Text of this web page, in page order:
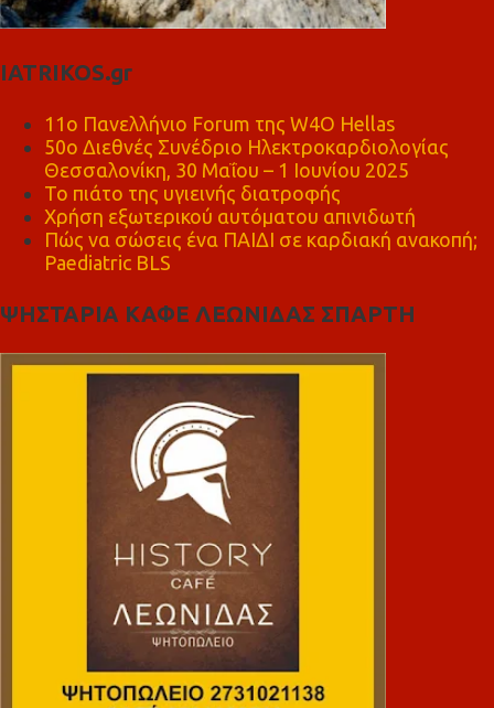
IATRIKOS.gr
11ο Πανελλήνιο Forum της W4O Hellas
50ο Διεθνές Συνέδριο Ηλεκτροκαρδιολογίας
Θεσσαλονίκη, 30 Μαΐου – 1 Ιουνίου 2025
Το πιάτο της υγιεινής διατροφής
Χρήση εξωτερικού αυτόματου απινιδωτή
Πώς να σώσεις ένα ΠΑΙΔΙ σε καρδιακή ανακοπή;
Paediatric BLS
ΨΗΣΤΑΡΙΑ ΚΑΦΕ ΛΕΩΝΙΔΑΣ ΣΠΑΡΤΗ